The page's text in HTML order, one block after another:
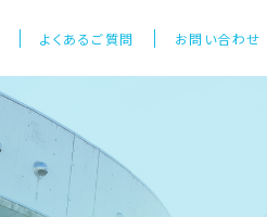
よくあるご質問 お問い合わせ